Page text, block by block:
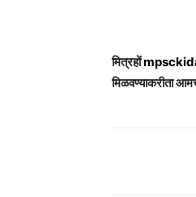
मित्रहों
मिळवण्याकरीता